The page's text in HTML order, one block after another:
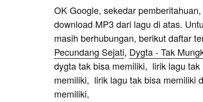
OK Google, sekedar
download MP3 dari lagu di atas.
masih berhubungan, berikut daftar
Pecundang Sejati, Dygta - Tak
dygta tak bisa memiliki, lirik lagu
memiliki, lirik lagu tak bisa memiliki
memiliki,